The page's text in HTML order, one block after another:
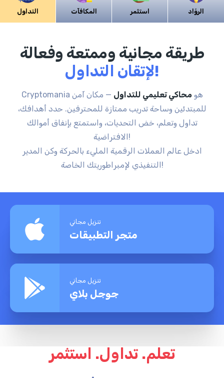
التداول المكافآت استثمر الروّاد
طريقة مجانية وممتعة وفعالة
لإتقان التداول!
Cryptomania هومحاكي تعليمي للتداول — مكان آمن
للمبتدئين وساحة تدريب ممتازة للمحترفين. حدد أهدافك،
تداول وتعلم، خض التحديات، واستمتع بإنفاق أموالك
الافتراضية!
ادخل عالم العملات الرقمية المليء بالحركة وكن المدير
التنفيذي لإمبراطوريتك الخاصة!
تنزيل مجاني
متجر التطبيقات
تنزيل مجاني
جوجل بلاي
تعلّم. تداول. استثمر